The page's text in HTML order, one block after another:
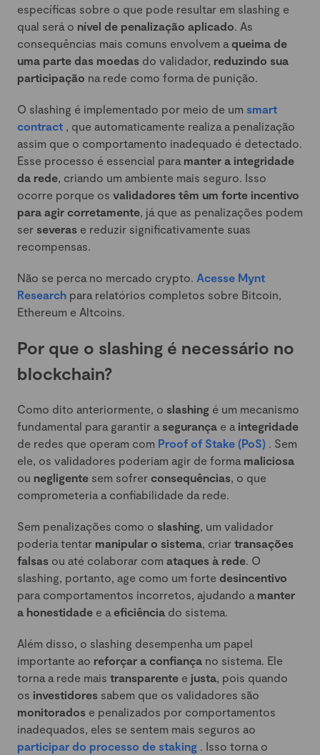
específicas sobre o que pode resultar em slashing e
qual será o nível de penalização aplicado. As
consequências mais comuns envolvem a queima de
uma parte das moedas do validador, reduzindo sua
participação na rede como forma de punição.
O slashing é implementado por meio de um smart
contract , que automaticamente realiza a penalização
assim que o comportamento inadequado é detectado.
Esse processo é essencial para manter a integridade
da rede, criando um ambiente mais seguro. Isso
ocorre porque os validadores têm um forte incentivo
para agir corretamente, já que as penalizações podem
ser severas e reduzir significativamente suas
recompensas.
Não se perca no mercado crypto. Acesse Mynt
Research para relatórios completos sobre Bitcoin,
Ethereum e Altcoins.
Por que o slashing é necessário no
blockchain?
Como dito anteriormente, o slashing é um mecanismo
fundamental para garantir a segurança e a integridade
de redes que operam com Proof of Stake (PoS) . Sem
ele, os validadores poderiam agir de forma maliciosa
ou negligente sem sofrer consequências, o que
comprometeria a confiabilidade da rede.
Sem penalizações como o slashing, um validador
poderia tentar manipular o sistema, criar transações
falsas ou até colaborar com ataques à rede. O
slashing, portanto, age como um forte desincentivo
para comportamentos incorretos, ajudando a manter
a honestidade e a eficiência do sistema.
Além disso, o slashing desempenha um papel
importante ao reforçar a confiança no sistema. Ele
torna a rede mais transparente e justa, pois quando
os investidores sabem que os validadores são
monitorados e penalizados por comportamentos
inadequados, eles se sentem mais seguros ao
participar do processo de staking . Isso torna o